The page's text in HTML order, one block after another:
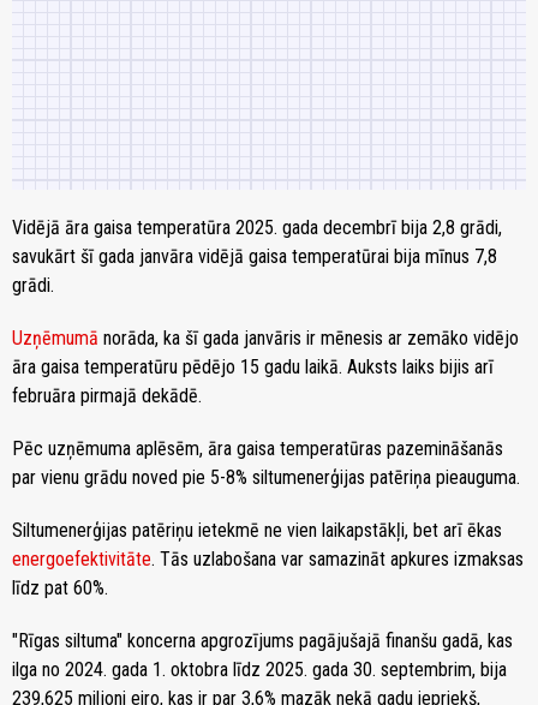
Vidējā āra gaisa temperatūra 2025. gada decembrī bija 2,8 grādi,
savukārt šī gada janvāra vidējā gaisa temperatūrai bija mīnus 7,8
grādi.
Uzņēmumā norāda, ka šī gada janvāris ir mēnesis ar zemāko vidējo
āra gaisa temperatūru pēdējo 15 gadu laikā. Auksts laiks bijis arī
februāra pirmajā dekādē.
Pēc uzņēmuma aplēsēm, āra gaisa temperatūras pazemināšanās
par vienu grādu noved pie 5-8% siltumenerģijas patēriņa pieauguma.
Siltumenerģijas patēriņu ietekmē ne vien laikapstākļi, bet arī ēkas
energoefektivitāte. Tās uzlabošana var samazināt apkures izmaksas
līdz pat 60%.
"Rīgas siltuma" koncerna apgrozījums pagājušajā finanšu gadā, kas
ilga no 2024. gada 1. oktobra līdz 2025. gada 30. septembrim, bija
239,625 miljoni eiro, kas ir par 3,6% mazāk nekā gadu iepriekš,